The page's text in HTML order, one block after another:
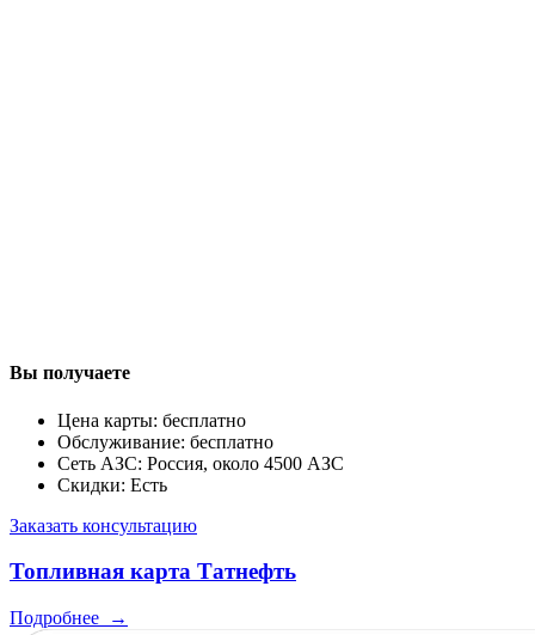
Вы получаете
Цена карты: бесплатно
Обслуживание: бесплатно
Сеть АЗС: Россия, около 4500 АЗС
Скидки: Есть
Заказать консультацию
Топливная карта Татнефть
Подробнее →